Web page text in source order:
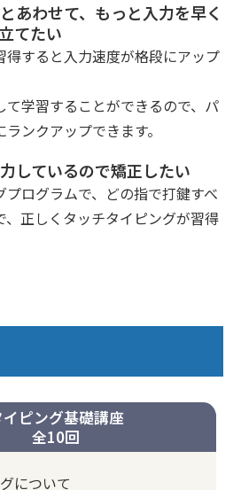
あわせて、もっと入力を早く
てたい
得すると入力速度が格段にアップ
て学習することができるので、パ
ンクアップできます。
しているので矯正したい
プログラムで、どの指で打鍵すべ
、正しくタッチタイピングが習得
イピング基礎講座
全10回
について